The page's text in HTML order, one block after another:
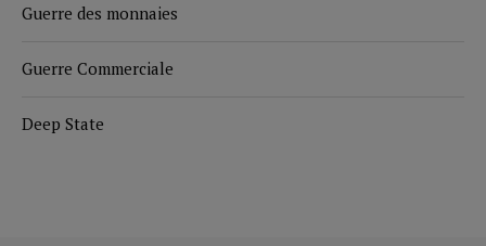
Guerre des monnaies
Guerre Commerciale
Deep State